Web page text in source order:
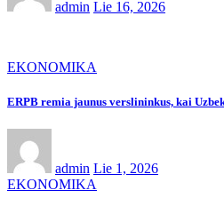
admin Lie 16, 2026
EKONOMIKA
ERPB remia jaunus verslininkus, kai
admin Lie 1, 2026
EKONOMIKA